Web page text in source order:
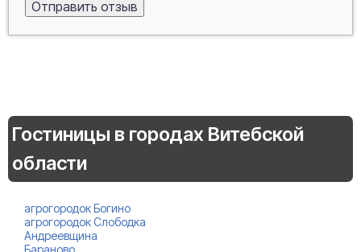
Гостиницы в городах Витебской
области
агрогородок Богино
агрогородок Слободка
Андреевщина
Бараново